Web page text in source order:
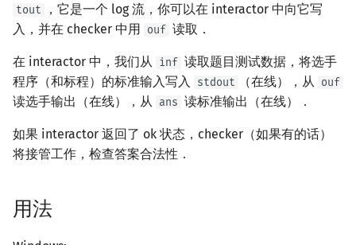
F.A.Q.
致谢
出题
Kate
CLion
Geany
GUIDE
函数
新版 C++ 特性
pb_ds
编译优化
Python 速成
Java 进阶
排序 快速排序
堆排序
桶排序
二分
倍增
迭代加深搜索
回溯法
Dancing Links
优化
树形 DP
数位 DP
插头 DP
动态 DP
状态设计优化
前缀函数与 KMP 算法
Z 函数（扩展 KMP）
AC 自动机
后缀自动机 (SAM)
快速幂
弧度制与坐标系
复数
分解质因数
费马小定理 & 欧拉定理
模逆元
多项式与生成函数
多项式牛顿迭代
多项式初等函数
常系数齐次线性递推
斯特林数
伯努利数
Entringer Number
线性空间
线性映射
特征多项式
堆
单调栈
单调队列
树状数组
Size Balanced Tree
红黑树
左偏红黑树
树上启发式合并
树分治
动态树分治
有向无环图
最短路问题
生成树问题
拆点
凸包
旋转卡壳
半平面交
随机增量法
悬线法
计算理论基础
字节顺序
表达式求值
tout
，它是一个 log 流，你可以在 interactor 中向它写
入，并在 checker 中用 ouf 读取．
在 interactor 中，我们从 inf 读取题目测试数据，将选手
程序（和标程）的标准输入写入
stdout （在线），从 ouf
读选手输出（在线），从 ans 读标准输出（在线）．
如果 interactor 返回了 ok 状态，checker（如果有的话）
将接管工作，检查答案合法性．
用法